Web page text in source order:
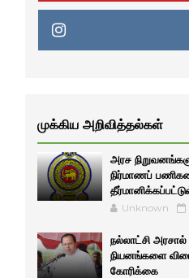
முக்கிய அறிவித்தல்கள்
அரச
நிர்மாணப்
Unknown
நல்லாட்சி
நியனங்களை
கோரிக்கை